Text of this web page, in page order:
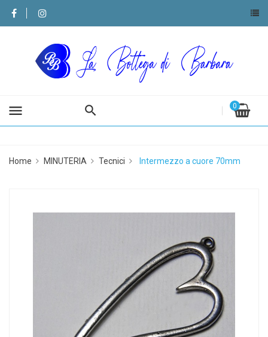
menu 0
Home MINUTERIA Tecnici Intermezzo a cuore 70mm